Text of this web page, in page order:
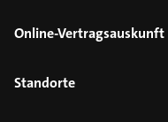
Online-Vertragsauskunft
Standorte